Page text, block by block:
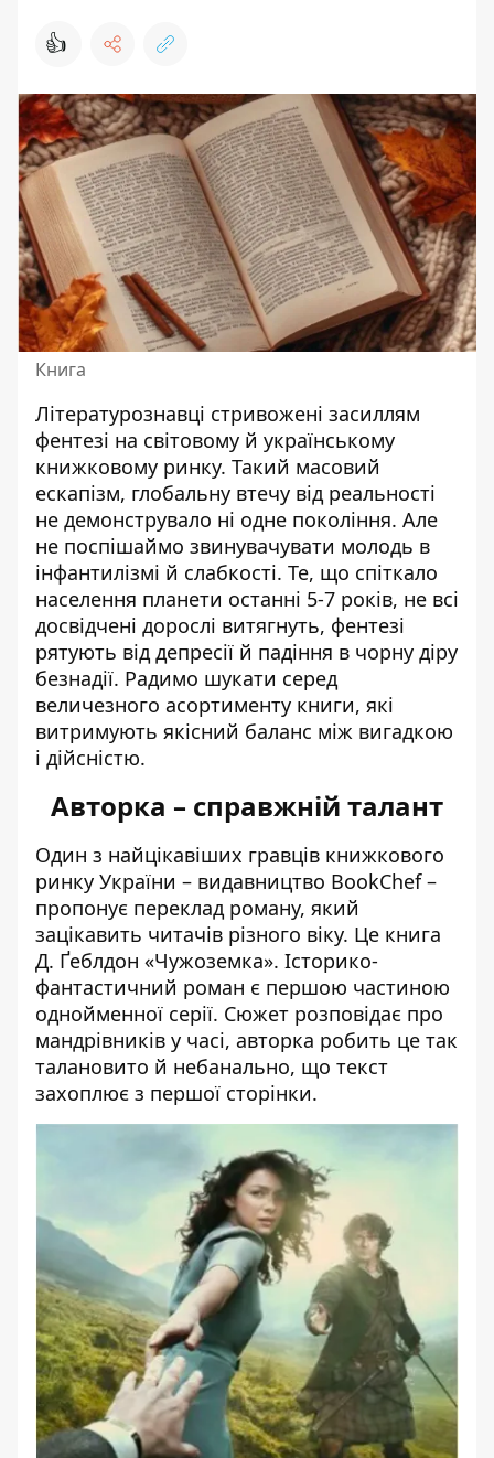
👍
Книга
Літературознавці стривожені засиллям
фентезі на світовому й українському
книжковому ринку. Такий масовий
ескапізм, глобальну втечу від реальності
не демонструвало ні одне покоління. Але
не поспішаймо звинувачувати молодь в
інфантилізмі й слабкості. Те, що спіткало
населення планети останні 5-7 років, не всі
досвідчені дорослі витягнуть, фентезі
рятують від депресії й падіння в чорну діру
безнадії. Радимо шукати серед
величезного асортименту книги, які
витримують якісний баланс між вигадкою
і дійсністю.
Авторка – справжній талант
Один з найцікавіших гравців книжкового
ринку України – видавництво BookChef–
пропонує переклад роману, який
зацікавить читачів різного віку. Це книга
Д. Ґеблдон «Чужоземка». Історико-
фантастичний роман є першою частиною
однойменної серії. Сюжет розповідає про
мандрівників у часі, авторка робить це так
талановито й небанально, що текст
захоплює з першої сторінки.